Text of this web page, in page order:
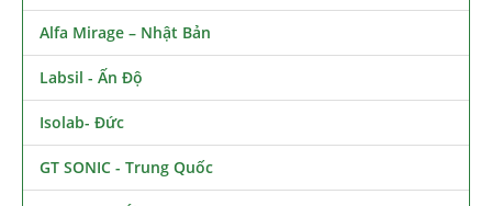
Alfa Mirage – Nhật Bản
Labsil - Ấn Độ
Isolab- Đức
GT SONIC - Trung Quốc